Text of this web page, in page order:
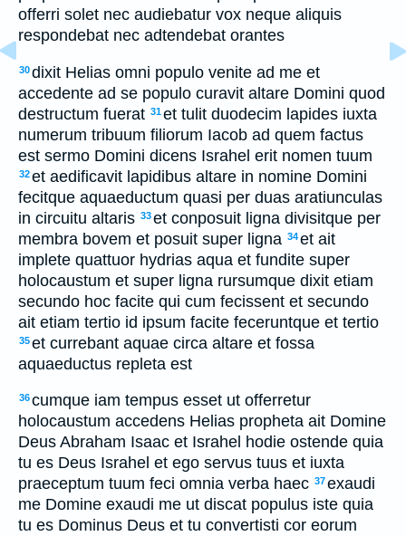
offerri solet nec audiebatur vox neque aliquis
respondebat nec adtendebat orantes
30dixit Helias omni populo venite ad me et
accedente ad se populo curavit altare Domini quod
destructum fuerat 31et tulit duodecim lapides iuxta
numerum tribuum filiorum Iacob ad quem factus
est sermo Domini dicens Israhel erit nomen tuum
32et aedificavit lapidibus altare in nomine Domini
fecitque aquaeductum quasi per duas aratiunculas
in circuitu altaris 33et conposuit ligna divisitque per
membra bovem et posuit super ligna 34et ait
implete quattuor hydrias aqua et fundite super
holocaustum et super ligna rursumque dixit etiam
secundo hoc facite qui cum fecissent et secundo
ait etiam tertio id ipsum facite feceruntque et tertio
35et currebant aquae circa altare et fossa
aquaeductus repleta est
36cumque iam tempus esset ut offerretur
holocaustum accedens Helias propheta ait Domine
Deus Abraham Isaac et Israhel hodie ostende quia
tu es Deus Israhel et ego servus tuus et iuxta
praeceptum tuum feci omnia verba haec 37exaudi
me Domine exaudi me ut discat populus iste quia
tu es Dominus Deus et tu convertisti cor eorum